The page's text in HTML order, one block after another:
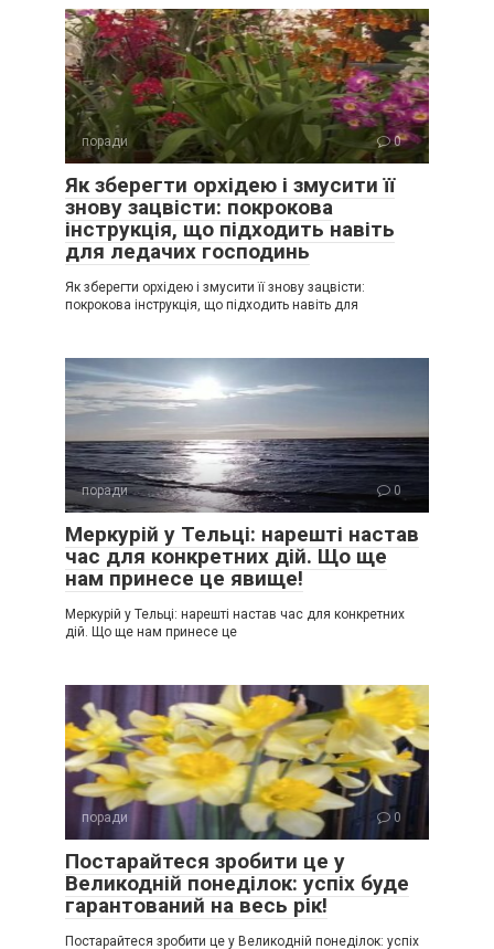
поради 0
Як зберегти орхідею і змусити її
знову зацвісти: покрокова
інструкція, що підходить навіть
для ледачих господинь
Як зберегти орхідею і змусити її знову зацвісти:
покрокова інструкція, що підходить навіть для
поради 0
Меркурій у Тельці: нарешті настав
час для конкретних дій. Що ще
нам принесе це явище!
Меркурій у Тельці: нарешті настав час для конкретних
дій. Що ще нам принесе це
поради 0
Постарайтеся зробити це у
Великодній понеділок: успіх буде
гарантований на весь рік!
Постарайтеся зробити це у Великодній понеділок: успіх